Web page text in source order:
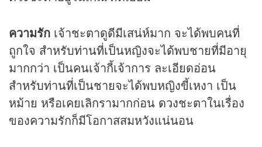
ความรัก เจ้าชะตาดูดีมีเสน่ห์มาก จะได้พบคนที่
ถูกใจ สำหรับท่านที่เป็นหญิงจะได้พบชายที่มีอายุ
มากกว่า เป็นคนเจ้ากี้เจ้าการ ละเอียดอ่อน
สำหรับท่านที่เป็นชายจะได้พบหญิงขี้เหงา เป็น
หม้าย หรือเคยเลิกรามากก่อน ดวงชะตาในเรื่อง
ของความรักก็มีโอกาสสมหวังแน่นอน